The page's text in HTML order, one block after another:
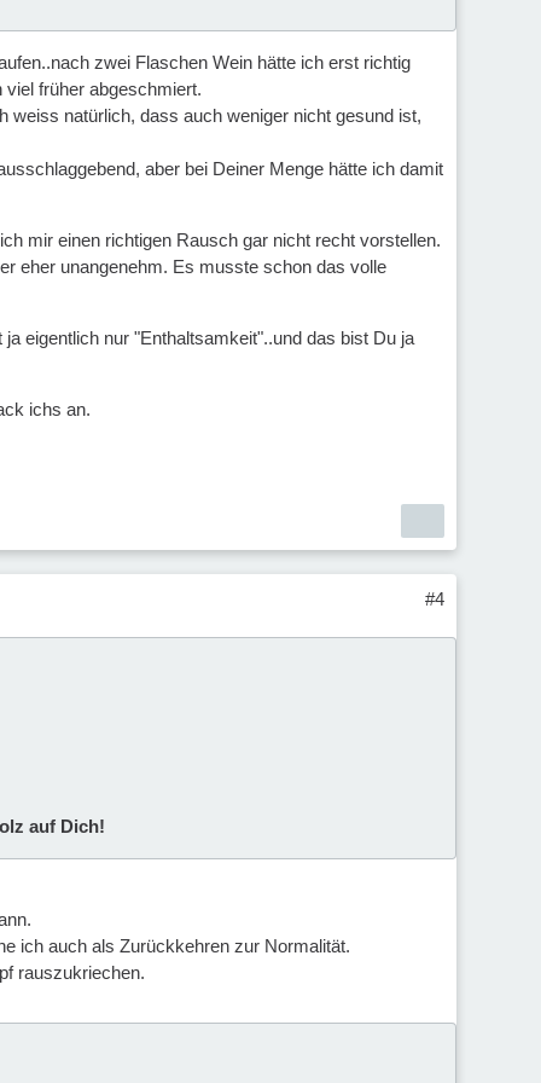
zwei Flaschen Wein hätte ich erst richtig
früher abgeschmiert.
weiss natürlich, dass auch weniger nicht gesund ist,
aber bei Deiner Menge hätte ich damit
mir einen richtigen Rausch gar nicht recht vorstellen.
eher unangenehm. Es musste schon das volle
eigentlich nur "Enthaltsamkeit"..und das bist Du ja
ichs an.
#4
auf Dich!
ich auch als Zurückkehren zur Normalität.
rauszukriechen.